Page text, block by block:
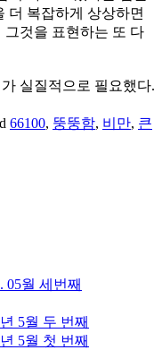
더 복잡하게 상상하면
것을 표현하는 또 다
실질적으로 필요했다.
66100, 뚱뚱함, 비만, 큰
05월 세번째
5월 두 번째
5월 첫 번째